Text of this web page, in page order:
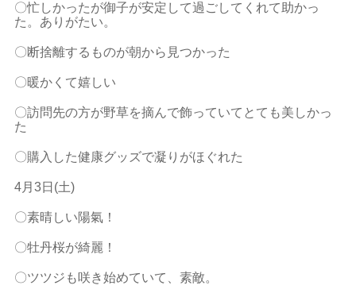
〇忙しかったが御子が安定して過ごしてくれて助かっ
た。ありがたい。
〇断捨離するものが朝から見つかった
〇暖かくて嬉しい
〇訪問先の方が野草を摘んで飾っていてとても美しかっ
た
〇購入した健康グッズで凝りがほぐれた
4月3日 (土)
〇素晴しい陽氣！
〇牡丹桜が綺麗！
〇ツツジも咲き始めていて、素敵。